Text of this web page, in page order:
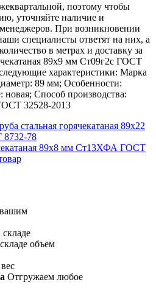
поэтому чтобы
уточняйте наличие и
При возникновении
специалисты ответят на них, а
в метрах и доставку за
89х9 мм Ст09г2с ГОСТ
89 мм; Особенности:
новая; Способ производства:
32528-2013
стальная горячекатаная 89х22
78
89х8 мм Ст13ХФА ГОСТ
объем
Отгружаем любое